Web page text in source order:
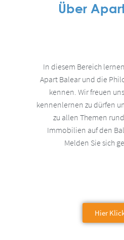
Über
In diesem Bereich
Apart Balear und die
kennen. Wir freuen
kennenlernen zu dürfen
zu allen Themen
Immobilien auf den
Melden Sie sich
Hier